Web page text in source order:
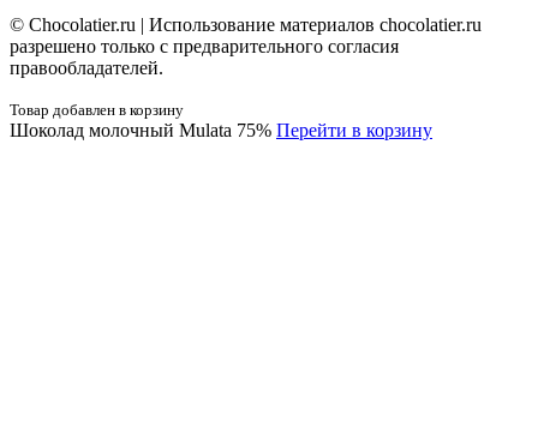
© Сhocolatier.ru | Использование материалов chocolatier.ru
разрешено только с предварительного согласия
правообладателей.
Товар добавлен в корзину
Шоколад молочный Mulata 75% Перейти в корзину